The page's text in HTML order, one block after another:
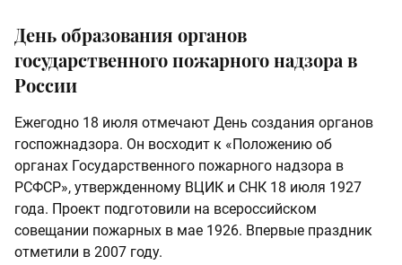
День образования органов
государственного пожарного надзора в
России
Ежегодно 18 июля отмечают День создания органов
госпожнадзора. Он восходит к «Положению об
органах Государственного пожарного надзора в
РСФСР», утвержденному ВЦИК и СНК 18 июля 1927
года. Проект подготовили на всероссийском
совещании пожарных в мае 1926. Впервые праздник
отметили в 2007 году.